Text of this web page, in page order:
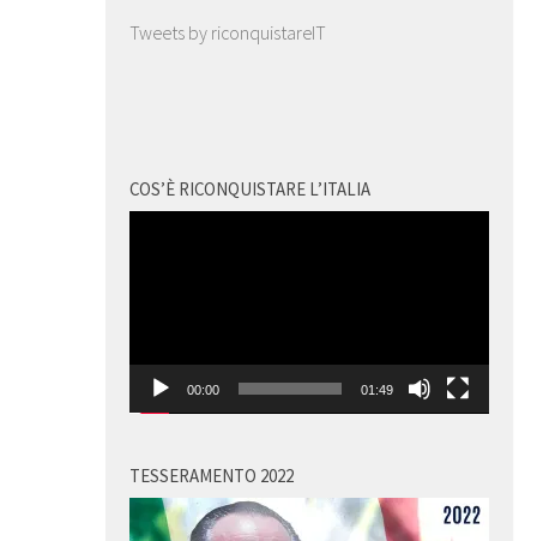
Tweets by riconquistareIT
COS’È RICONQUISTARE L’ITALIA
00:00 01:49
TESSERAMENTO 2022